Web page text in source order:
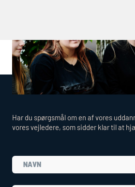
Har du spørgsmål om en af vores
vores vejledere, som sidder klar til at